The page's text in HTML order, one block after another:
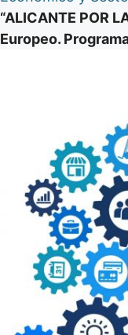
“ALICANTE POR
Europeo.